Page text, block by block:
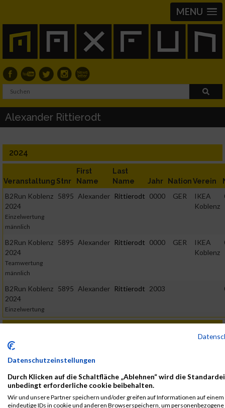
MENU
Alexander Rittierodt
2024
Veranstaltung Stnr
First
Name
Last
Name
Jahr NationVerein
B2Run Koblenz
2024
Einzelwertung
männlich
5895 Alexander Rittierodt 0000 GER
IKEA
Koblenz
B2Run Koblenz
2024
Teamwertung
männlich
5895 Alexander Rittierodt 0000 GER
IKEA
Koblenz
B2Run Koblenz
2024
Einzelwertung
5895 Alexander Rittierodt 2003
Veranstaltung Stnr
Einzelwertung
Koblenz
B2Run Koblenz 4406 Alexander Rittierodt 0000 GER
IKEA
Datenschutzeinstellungen
Durch Klicken auf die Schaltfläche „Ablehnen“ wird die
unbedingt erforderliche cookie beibehalten.
Wir und unsere Partner speichern und/oder greifen auf Informationen auf einem
eindeutige IDs in cookie und anderen Browserspeichern, um